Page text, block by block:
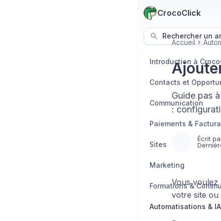
CrocoClick
Rechercher un
Introduction à
Contacts et
Communication
Paiements &
Sites
Marketing
Formations &
Automatisations & IA
Accueil
Guide pas
:
Écrit
Vous voulez
votre site ou